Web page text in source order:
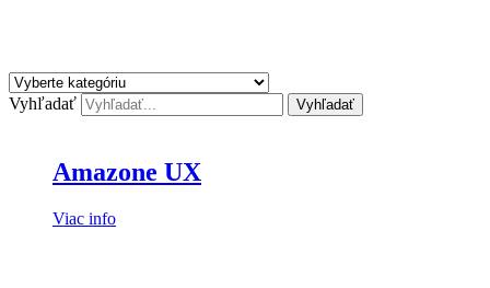
Vyhľadať Vyhľadať
Amazone UX
Viac info